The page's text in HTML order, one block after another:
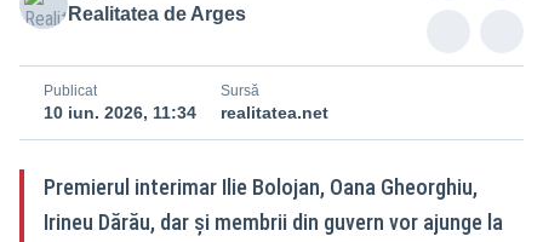
Realitatea de Arges
Publicat
10 iun. 2026, 11:34
Sursă
realitatea.net
Premierul interimar Ilie Bolojan, Oana Gheorghiu,
Irineu Dărău, dar și membrii din guvern vor ajunge la